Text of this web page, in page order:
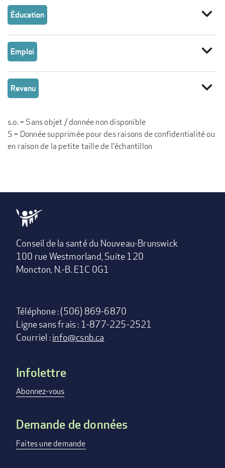
Éducation expand_more
Emploi expand_more
Revenu expand_more
s.o. = Sans objet / donnée non disponible
S = Donnée supprimée pour des raisons de confidentialité ou
en raison de la petite taille de l'échantillon
Conseil de la santé du Nouveau-Brunswick
100 rue Westmorland, Suite 120
Moncton, N.-B. E1C 0G1
Téléphone : (506) 869-6870
Ligne sans frais : 1-877-225-2521
Courriel :info@csnb.ca
Footer
menu
Infolettre
Abonnez-vous
Demande de données
Faites une demande